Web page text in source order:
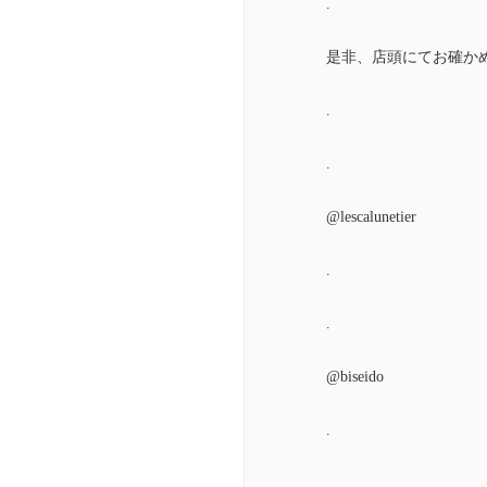
是非、店頭にてお確か
@lescalunetier
@biseido